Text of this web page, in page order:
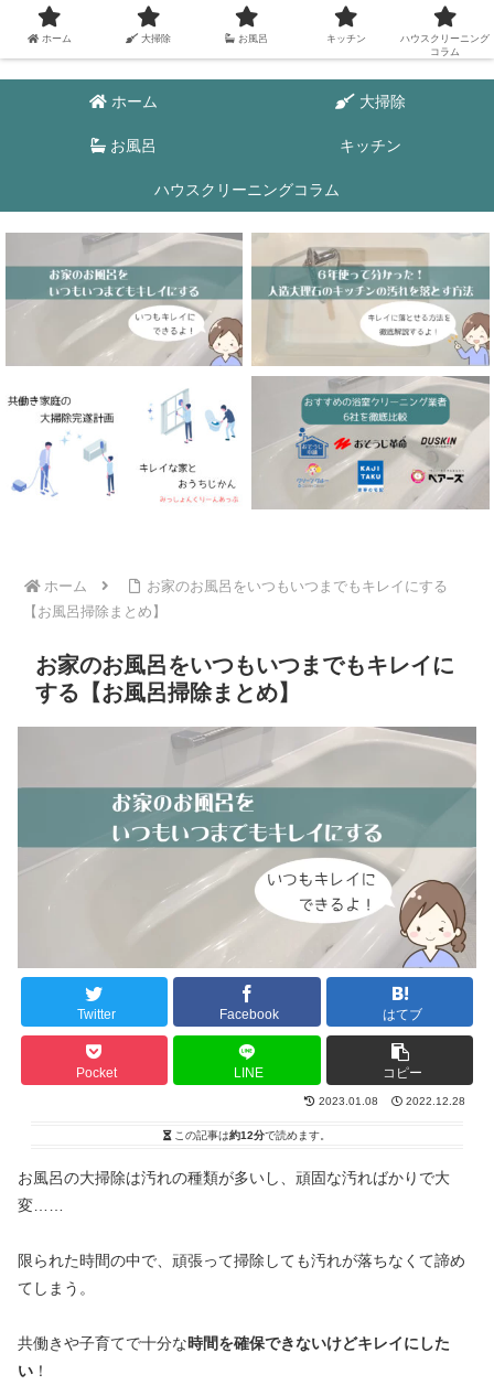
ホーム 大掃除
お風呂 キッチン
ハウスクリーニングコラム
ホーム
お家のお風呂をいつもいつまでもキレイにする
【お風呂掃除まとめ】
お家のお風呂をいつもいつまでもキレイに
する【お風呂掃除まとめ】
Twitter Facebook はてブ
Pocket LINE コピー
2023.01.08 2022.12.28
この記事は約12分で読めます。
お風呂の大掃除は汚れの種類が多いし、頑固な汚ればかりで大
変……
限られた時間の中で、頑張って掃除しても汚れが落ちなくて諦め
てしまう。
共働きや子育てで十分な時間を確保できないけどキレイにした
い ！
ホーム 大掃除 お風呂 キッチン
ハウスクリーニング
コラム